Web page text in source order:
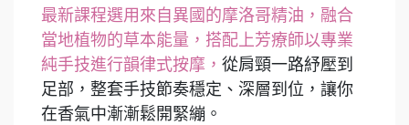
最新課程選用來自異國的摩洛哥精油，融合
當地植物的草本能量，搭配上芳療師以專業
純手技進行韻律式按摩， 從肩頸一路紓壓到
足部，整套手技節奏穩定、深層到位，讓你
在香氣中漸漸鬆開緊繃。